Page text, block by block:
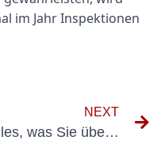
im Jahr Inspektionen
NEXT
Alles, was Sie über den UVV-Prüfungscontainer-Lehrgang wissen müssen